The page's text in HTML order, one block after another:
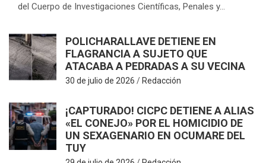
del Cuerpo de Investigaciones Científicas, Penales y…
POLICHARALLAVE DETIENE EN
FLAGRANCIA A SUJETO QUE
ATACABA A PEDRADAS A SU VECINA
30 de julio de 2026 Redacción
¡CAPTURADO! CICPC DETIENE A ALIAS
«EL CONEJO» POR EL HOMICIDIO DE
UN SEXAGENARIO EN OCUMARE DEL
TUY